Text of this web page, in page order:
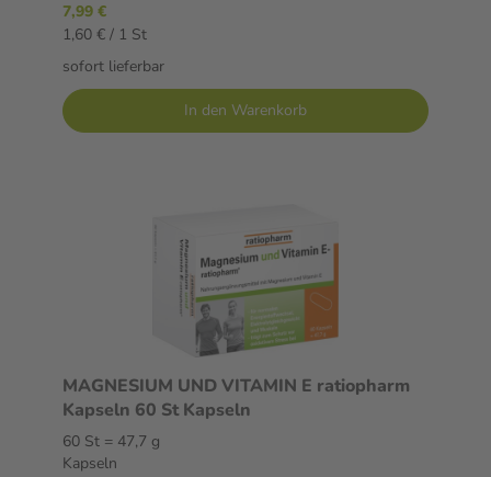
7,99 €
1,60 € / 1 St
sofort lieferbar
In den Warenkorb
MAGNESIUM UND VITAMIN E ratiopharm
Kapseln 60 St Kapseln
60 St = 47,7 g
Kapseln